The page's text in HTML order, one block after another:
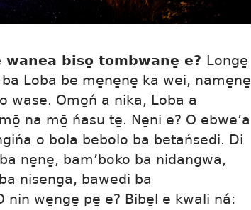
wanea biso̱ tombwane̱ e? Longe̱
Loba be me̱ne̱ne̱ ka wei, name̱ne̱
wase. Omo̱ń a nika, Loba a
na mō̱ ńasu te̱. Ne̱ni e? O ebwe’a
o bola bebolo ba betańsedi. Di
ne̱ne̱, bam’boko ba nidangwa,
nisenga, bawedi ba
nin we̱nge̱ pe̱ e? Bibe̱l e kwali ná: